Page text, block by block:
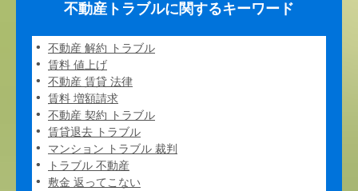
不動産トラブルに関するキーワード
不動産 解約 トラブル
賃料 値上げ
不動産 賃貸 法律
賃料 増額請求
不動産 契約 トラブル
賃貸退去 トラブル
マンション トラブル 裁判
トラブル 不動産
敷金 返ってこない